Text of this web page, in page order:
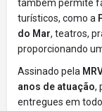
também permite
turísticos, como a
do Mar, teatros,
proporcionando
Assinado pela
anos de atuação,
entregues em